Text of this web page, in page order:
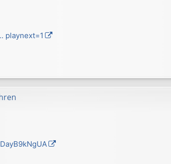
playnext=1